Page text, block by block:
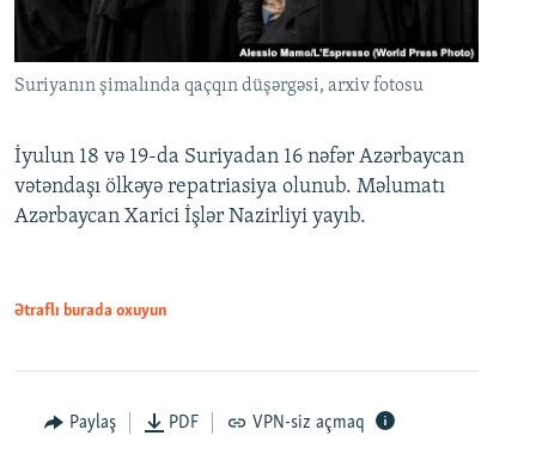
Suriyanın şimalında qaçqın düşərgəsi, arxiv fotosu
İyulun 18 və 19-da Suriyadan 16 nəfər Azərbaycan
vətəndaşı ölkəyə repatriasiya olunub. Məlumatı
Azərbaycan Xarici İşlər Nazirliyi yayıb.
Ətraflı burada oxuyun
Paylaş PDF VPN-siz açmaq